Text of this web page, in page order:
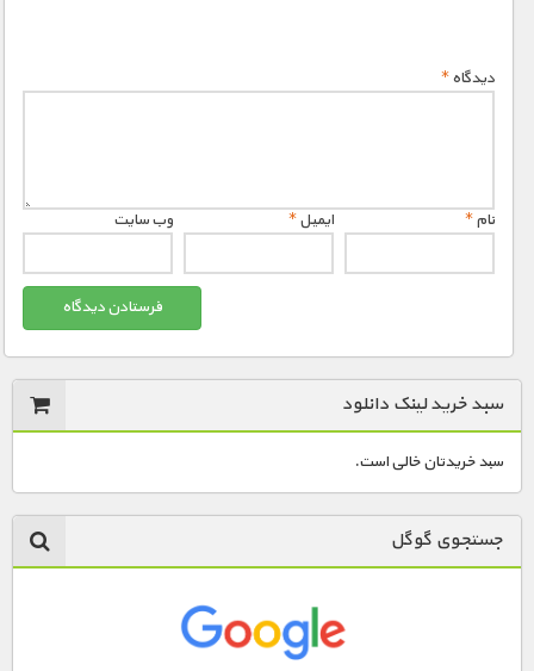
دیدگاه*
نام* ایمیل* وب‌ سایت
سبد خرید لینک دانلود
سبد خریدتان خالی است.
جستجوی گوگل